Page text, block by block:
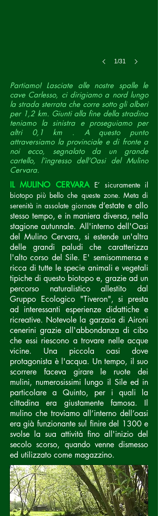
1/31
Partiamo! Lasciate alle nostre spalle le
cave Carlesso, ci dirigiamo a nord lungo
la strada sterrata che corre sotto gli alberi
per 1,2 km. Giunti alla fine della stradina
teniamo la sinistra e proseguiamo per
altri 0,1 km . A questo punto
attraversiamo la provinciale e di fronte a
noi ecco, segnalato da un grande
cartello, l’ingresso dell’Oasi del Mulino
Cervara.
IL MULINO CERVARA E’ sicuramente il
biotopo più bello che queste zone. Meta di
serenità in assolate giornated’estate e allo
stesso tempo, e in maniera diversa, nella
stagione autunnale. All'interno dell'Oasi
del Mulino Cervara, si estende un'altra
delle grandi paludi che caratterizza
l'alto corso del Sile. E' semisommersa e
ricca di tutte le specie animali e vegetali
tipiche di questo biotopo e, grazie ad un
percorso naturalistico allestito dal
Gruppo Ecologico "Tiveron", si presta
ad interessanti esperienze didattiche e
ricreative. Notevole la garzaia di Aironi
cenerini grazie all'abbondanza di cibo
che essi riescono a trovare nelle acque
vicine. Una piccola oasi dove
protagonista è l'acqua. Un tempo, il suo
scorrere faceva girare le ruote dei
mulini, numerosissimi lungo il Sile ed in
particolare a Quinto, per i quali la
cittadina era giustamente famosa. Il
mulino che troviamo all’interno dell’oasi
era già funzionante sul finire del 1300 e
svolse la sua attività fino all'inizio del
secolo scorso, quando venne dismesso
ed utilizzato come magazzino.